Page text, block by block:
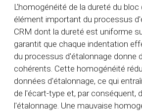
L'homogénéité de la dureté du
élément important du processus
CRM dont la dureté est uniforme
garantit que chaque indentation
du processus d'étalonnage donne
cohérents. Cette homogénéité
données d'étalonnage, ce qui
de l'écart-type et, par conséquent,
l'étalonnage. Une mauvaise